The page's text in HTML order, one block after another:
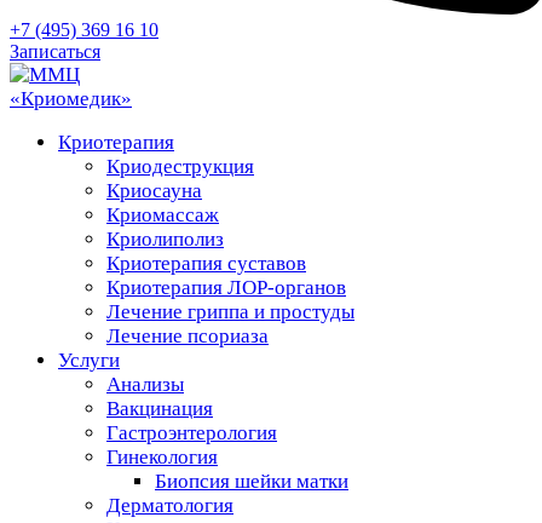
+7 (495) 369 16 10
Записаться
Криотерапия
Криодеструкция
Криосауна
Криомассаж
Криолиполиз
Криотерапия суставов
Криотерапия ЛОР-органов
Лечение гриппа и простуды
Лечение псориаза
Услуги
Анализы
Вакцинация
Гастроэнтерология
Гинекология
Биопсия шейки матки
Дерматология